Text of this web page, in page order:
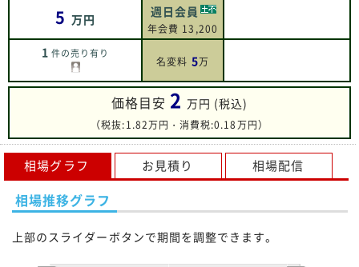
5 万円
1 件の売り有り
週日会員
年会費 13,200
名変料 5万
価格目安 2 万円 (税込)
（税抜:1.82万円・消費税:0.18万円）
相場グラフ お見積り 相場配信
相場推移グラフ
上部のスライダーボタンで期間を調整できます。